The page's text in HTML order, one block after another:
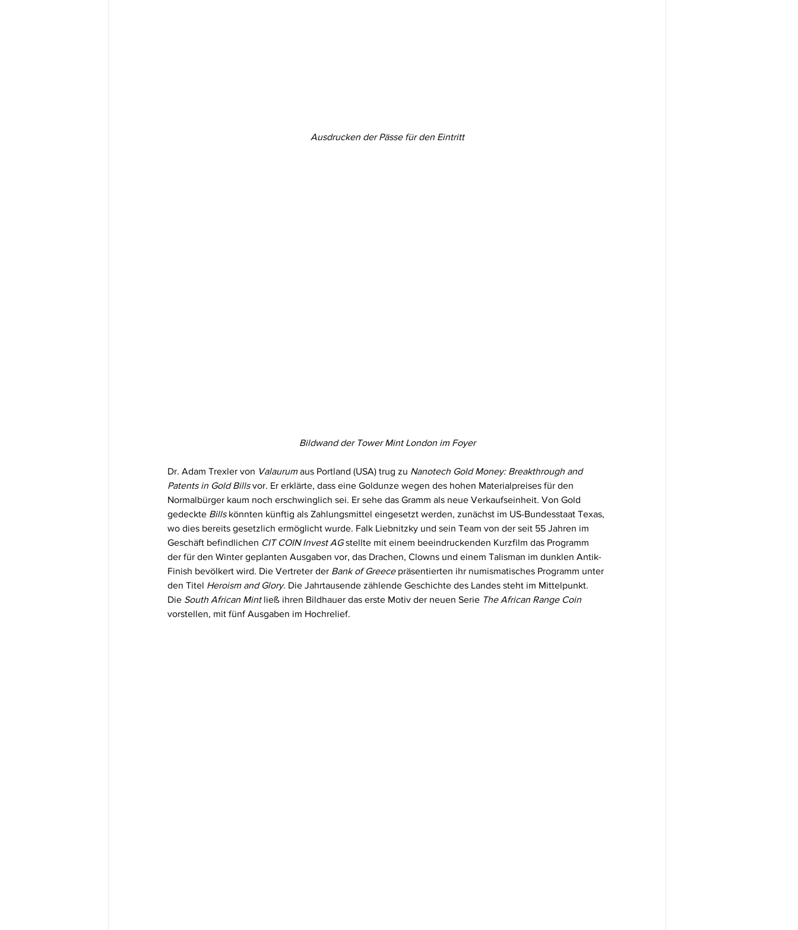
Ausdrucken der Pässe für den Eintritt
Bildwand der Tower Mint London im Foyer
Dr. Adam Trexler von Valaurum aus Portland (USA) trug zu Nanotech Gold Money: Breakthrough and
Patents in Gold Bills vor. Er erklärte, dass eine Goldunze wegen des hohen Materialpreises für den
Normalbürger kaum noch erschwinglich sei. Er sehe das Gramm als neue Verkaufseinheit. Von Gold
gedeckte Bills könnten künftig als Zahlungsmittel eingesetzt werden, zunächst im US-Bundesstaat Texas,
wo dies bereits gesetzlich ermöglicht wurde. Falk Liebnitzky und sein Team von der seit 55 Jahren im
Geschäft befindlichen CIT COIN Invest AG stellte mit einem beeindruckenden Kurzfilm das Programm
der für den Winter geplanten Ausgaben vor, das Drachen, Clowns und einem Talisman im dunklen Antik-
Finish bevölkert wird. Die Vertreter der Bank of Greece präsentierten ihr numismatisches Programm unter
den Titel Heroism and Glory. Die Jahrtausende zählende Geschichte des Landes steht im Mittelpunkt.
Die South African Mint ließ ihren Bildhauer das erste Motiv der neuen Serie The African Range Coin
vorstellen, mit fünf Ausgaben im Hochrelief.